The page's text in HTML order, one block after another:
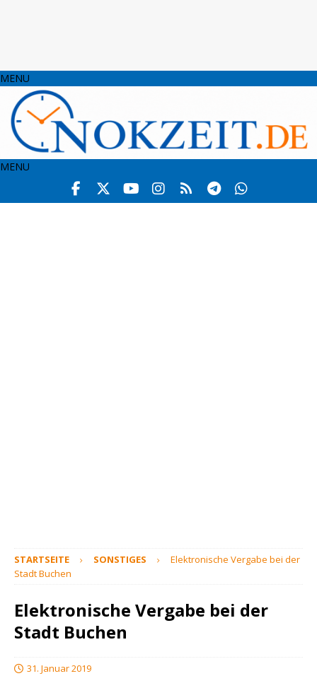
MENU
MENU
STARTSEITE SONSTIGES
Elektronische Vergabe bei der
Stadt Buchen
Elektronische Vergabe bei der
Stadt Buchen
31. Januar 2019